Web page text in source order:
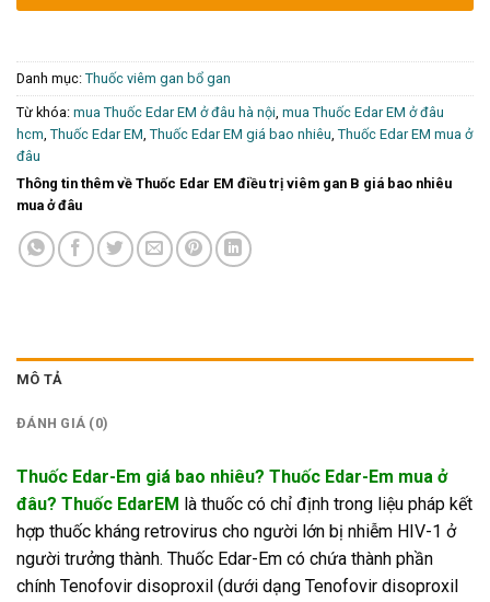
Danh mục: Thuốc viêm gan bổ gan
Từ khóa: mua Thuốc Edar EM ở đâu hà nội, mua Thuốc Edar EM ở đâu
hcm, Thuốc Edar EM, Thuốc Edar EM giá bao nhiêu, Thuốc Edar EM mua ở
đâu
Thông tin thêm về Thuốc Edar EM điều trị viêm gan B giá bao nhiêu
mua ở đâu
MÔ TẢ
ĐÁNH GIÁ (0)
Thuốc Edar-Em giá bao nhiêu? Thuốc Edar-Em mua ở
đâu? Thuốc EdarEM là thuốc có chỉ định trong liệu pháp kết
hợp thuốc kháng retrovirus cho người lớn bị nhiễm HIV-1 ở
người trưởng thành. Thuốc Edar-Em có chứa thành phần
chính Tenofovir disoproxil (dưới dạng Tenofovir disoproxil